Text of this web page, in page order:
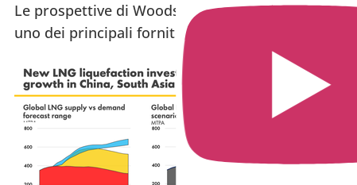
Le prospettive di Woodside sul settore sono tra
uno dei principali fornitori di GNL, mostra una